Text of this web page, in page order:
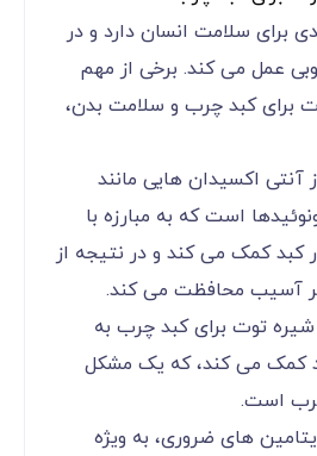
برای سلامت انسان دارد و در
عمل می کند. برخی از مهم
برای کبد چرب و سلامت بدن،
آنتی اکسیدان هایی مانند
است که به مبارزه با
کبد کمک می کند و در نتیجه از
آسیب محافظت می کند.
توت برای کبد چرب به
کمک می کند، که یک مشکل
است.
های ضروری، به ویژه